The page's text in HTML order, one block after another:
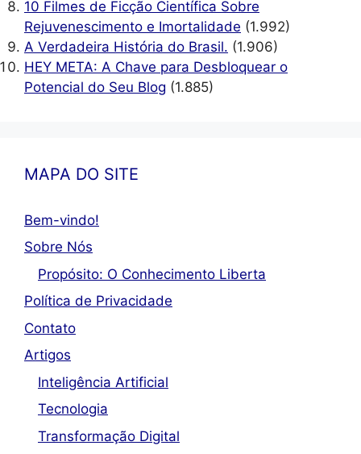
10 Filmes de Ficção Científica Sobre
Rejuvenescimento e Imortalidade (1.992)
A Verdadeira História do Brasil. (1.906)
HEY META: A Chave para Desbloquear o
Potencial do Seu Blog (1.885)
MAPA DO SITE
Bem-vindo!
Sobre Nós
Propósito: O Conhecimento Liberta
Política de Privacidade
Contato
Artigos
Inteligência Artificial
Tecnologia
Transformação Digital